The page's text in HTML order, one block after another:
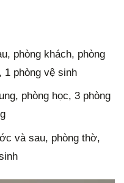
phòng khách, phòng
1 phòng vệ sinh
phòng học, 3 phòng
và sau, phòng thờ,